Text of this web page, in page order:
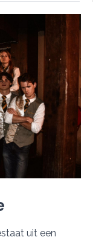
uit een